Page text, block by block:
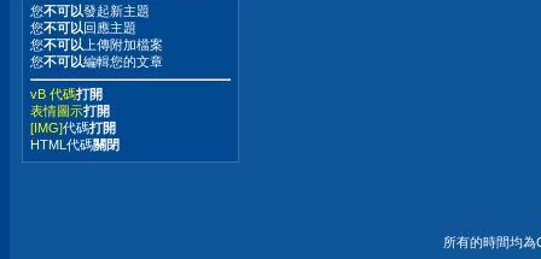
您不可以發起新主題
您不可以 回應主題
您不可以 上傳附加檔案
您不可以編輯您的文章
vB 代碼打開
表情圖示打開
[IMG]代碼打開
HTML代碼關閉
所有的時間均為